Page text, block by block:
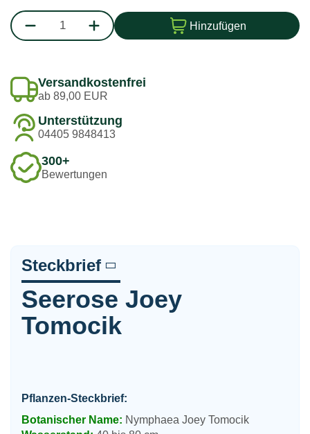
Hinzufügen
Versandkostenfrei
ab 89,00 EUR
Unterstützung
04405 9848413
300+
Bewertungen
Steckbrief
Seerose Joey
Tomocik
Pflanzen-Steckbrief:
Botanischer Name: Nymphaea Joey Tomocik